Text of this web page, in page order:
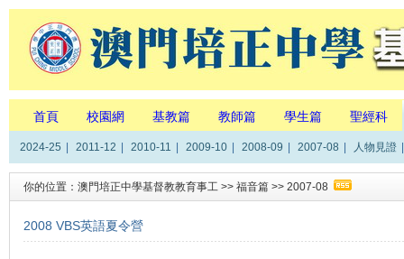
首頁 校園網 基教篇 教師篇 學生篇 聖經科
2024-25 2011-12 2010-11 2009-10 2008-09 2007-08 人物見證
你的位置： 澳門培正中學基督教教育事工 >> 福音篇 >> 2007-08
2008 VBS英語夏令營